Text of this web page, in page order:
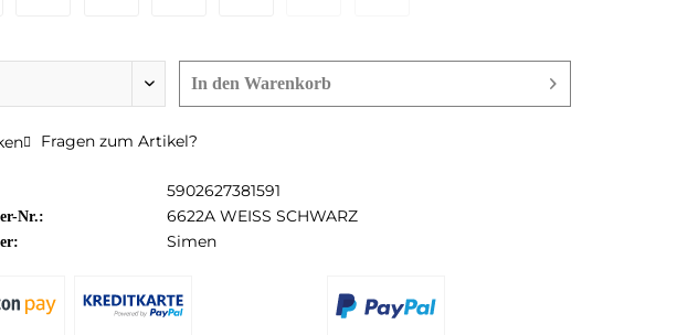
In den Warenkorb
Fragen zum Artikel?
5902627381591
Nr.: 6622A WEISS SCHWARZ
Simen